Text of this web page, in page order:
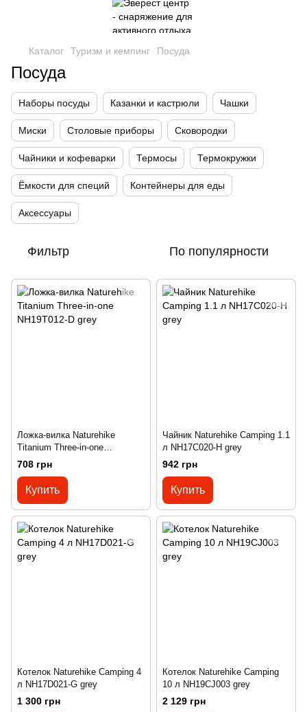
Каталог Туризм и кемпинг Посуда
Посуда
Наборы посуды Казанки и кастрюли Чашки
Миски Столовые приборы Сковородки
Чайники и кофеварки Термосы Термокружки
Ёмкости для специй Контейнеры для еды
Аксессуары
Фильтр По популярности
Ложка-вилка Naturehike
Titanium Three-in-one
NH19T012-D grey
708 грн
Купить
Чайник Naturehike Camping 1.1
л NH17C020-H grey
942 грн
Купить
Котелок Naturehike Camping 4
л NH17D021-G grey
1 300 грн
Котелок Naturehike Camping
10 л NH19CJ003 grey
2 129 грн